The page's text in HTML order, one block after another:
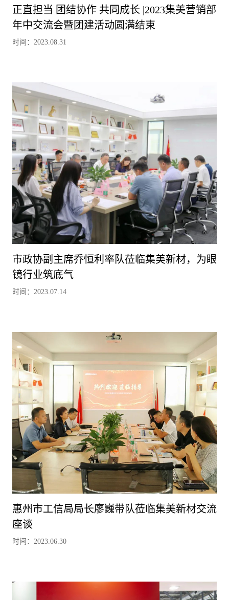
正直担当 团结协作 共同成长 |2023集美营销部
年中交流会暨团建活动圆满结束
时间：2023.08.31
市政协副主席乔恒利率队莅临集美新材，为眼
镜行业筑底气
时间：2023.07.14
惠州市工信局局长廖巍带队莅临集美新材交流
座谈
时间：2023.06.30